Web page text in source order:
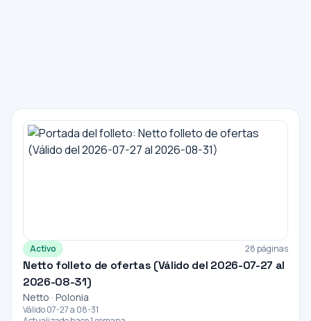
Activo 28 páginas
Netto folleto de ofertas (Válido del 2026-07-27 al
2026-08-31)
Netto · Polonia
Válido 07-27 a 08-31